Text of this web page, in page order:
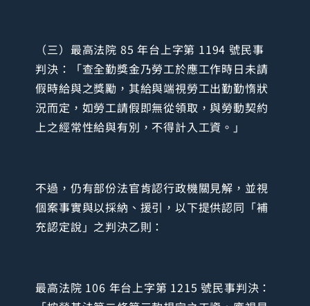
（三）最高法院 85 年台上字第 1194 號民事
判決：「查全勤獎金乃勞工於應工作時日未請
假時給與之獎勵，其給與端視勞工出勤勤惰狀
況而定，如勞工請假即無從領取，與勞動契約
上之經常性給與有別，不得計入工資。」
不過，仍有部份法官肯認行政機關見解，並視
個案事實與以採納、援引，以下提供認同「補
充認定說」之判決乙則：
最高法院 106 年台上字第 1215 號民事判決：